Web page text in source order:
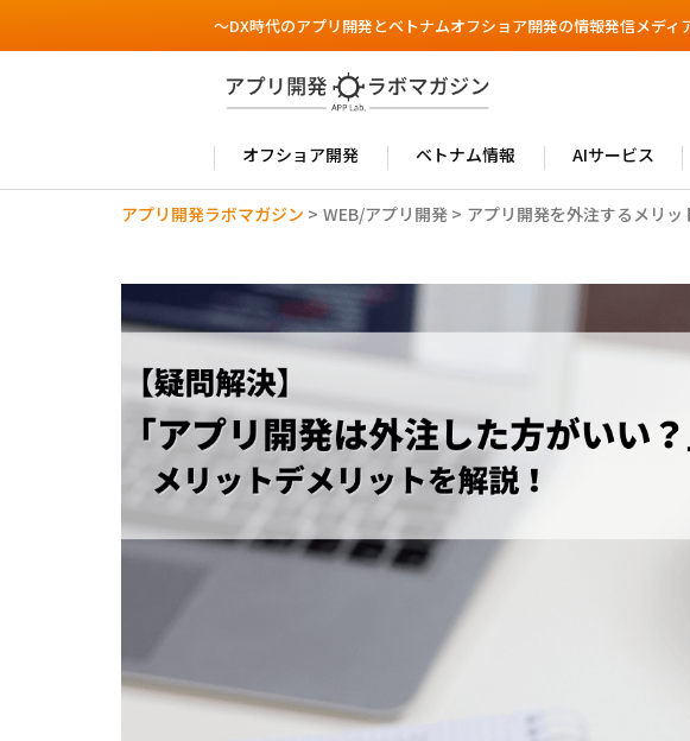
～DX時代のアプリ開発とベトナムオフショア開発の情報発信メディ
オフショア開発 ベトナム情報 AIサービス
アプリ開発ラボマガジン > WEB/アプリ開発 > アプリ開発を外注するメリ